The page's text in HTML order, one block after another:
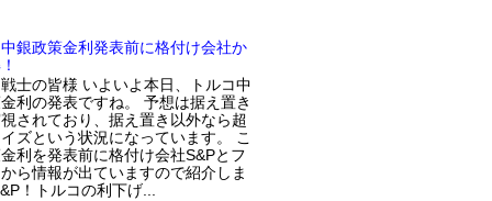
銀政策金利発表前に格付け会社か
士の皆様 いよいよ本日、トルコ中
利の発表ですね。 予想は据え置き
されており、据え置き以外なら超
ズという状況になっています。 こ
利を発表前に格付け会社S&Pとフ
ら情報が出ていますので紹介しま
！トルコの利下げ...